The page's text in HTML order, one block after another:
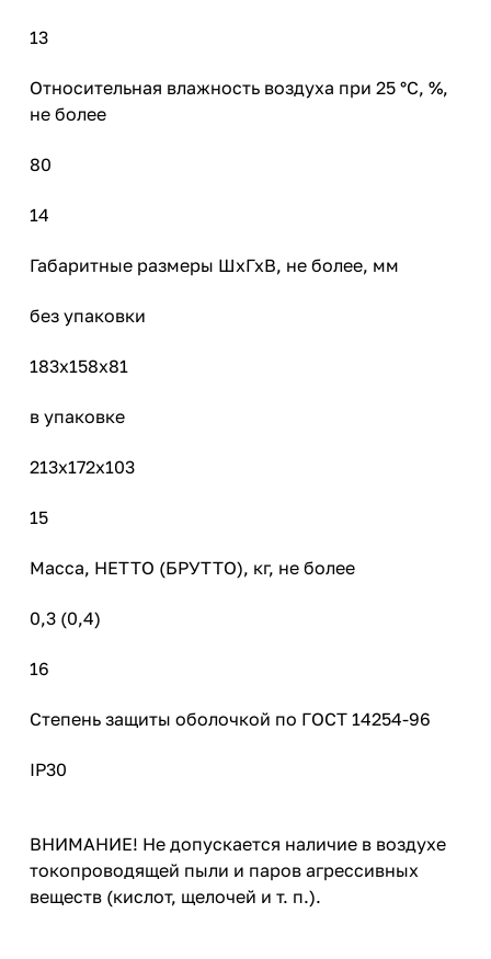
13
Относительная влажность воздуха при 25 °С, %,
не более
80
14
Габаритные размеры ШхГхВ, не более, мм
без упаковки
183х158х81
в упаковке
213х172х103
15
Масса, НЕТТО (БРУТТО), кг, не более
0,3 (0,4)
16
Степень защиты оболочкой по ГОСТ 14254-96
IP30
ВНИМАНИЕ! Не допускается наличие в воздухе
токопроводящей пыли и паров агрессивных
веществ (кислот, щелочей и т. п.).